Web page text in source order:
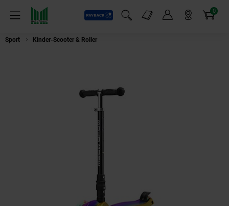
Menü
Payback
Suchfeld einblenden
Markt-Angebote 0
Artikel
Sport Kinder-Scooter & Roller